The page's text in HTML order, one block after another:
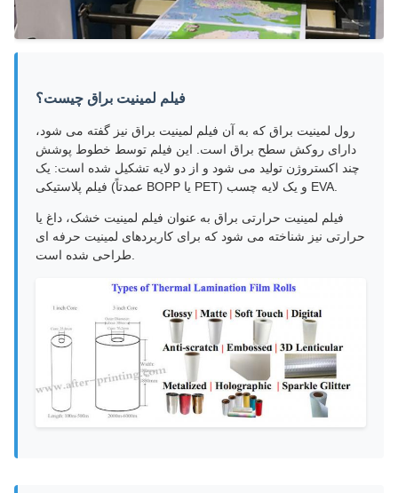
فیلم لمینیت براق چیست؟
رول لمینیت براق که به آن فیلم لمینیت براق نیز گفته می شود،
دارای روکش سطح براق است. این فیلم توسط خطوط پوشش
چند اکستروژن تولید می شود و از دو لایه تشکیل شده است: یک
فیلم پلاستیکی (عمدتاً BOPP یا PET) و یک لایه چسب EVA.
فیلم لمینیت حرارتی براق به عنوان فیلم لمینیت خشک، داغ یا
حرارتی نیز شناخته می شود که برای کاربردهای لمینیت حرفه ای
طراحی شده است.